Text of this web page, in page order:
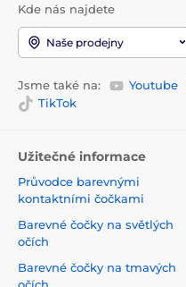
Kde nás najdete
Naše prodejny
Jsme také na: Youtube
TikTok
Užitečné informace
Průvodce barevnými
kontaktními čočkami
Barevné čočky na světlých
očích
Barevné čočky na tmavých